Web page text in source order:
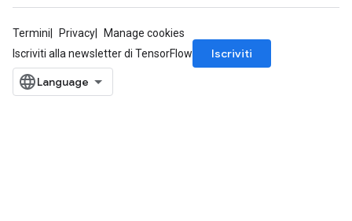
Termini Privacy
Manage cookies
Iscriviti alla newsletter di TensorFlow
Iscriviti